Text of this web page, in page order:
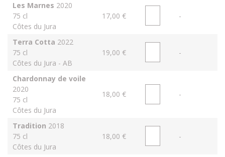
Les Marnes 2020
75 cl
Côtes du Jura
17,00 € -
Terra Cotta 2022
75 cl
Côtes du Jura - AB
19,00 € -
Chardonnay de voile
2020
75 cl
Côtes du Jura
18,00 € -
Tradition 2018
75 cl
Côtes du Jura
18,00 € -